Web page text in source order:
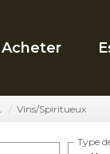
Acheter
Vins/Spiritueux
Type